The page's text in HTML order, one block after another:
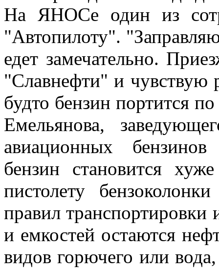
На ЯНОСе один из
"Автопилоту".
едет замечательно.
"Славнефти" и чувствую
будто бензин портится
Емельянова,
авиационных
бензин становится
пистолету
правил транспортировки
и емкостей остаются
видов горючего или